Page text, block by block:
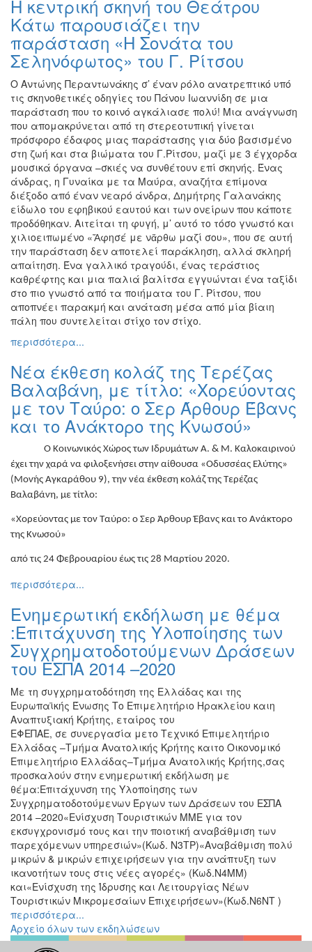
Ζωγραφική
Φωτογραφία
Τραγούδι
Μουσική
Κινηματογράφος
Χορός
Θέατρο
Παζάρι
Ειδών
Συνέδρια
Ημερίδες
-
Διημερίδες
Σεμινάρια-
Διαλέξεις-
Ομιλίες
Διάφορες
Εκθέσεις
Εκδηλώσεις
Παιδιά
Άλλες
Εκδηλώσεις
ΤΟΠΟΣ
ΜΑΣ
ΔΗΜΟΣ
ΠΟΛΗ
Η κεντρική σκηνή του Θεάτρου
Κάτω παρουσιάζει την
παράσταση «Η Σονάτα του
Σεληνόφωτος» του Γ. Ρίτσου
Ο Αντώνης Περαντωνάκης σ’ έναν ρόλο ανατρεπτικό υπό
τις σκηνοθετικές οδηγίες του Πάνου Ιωαννίδη σε μια
παράσταση που το κοινό αγκάλιασε πολύ! Μια ανάγνωση
που απομακρύνεται από τη στερεοτυπική γίνεται
πρόσφορο έδαφος μιας παράστασης για δύο βασισμένο
στη ζωή και στα βιώματα του Γ.Ρίτσου, μαζί με 3 έγχορδα
μουσικά όργανα –σκιές να συνθέτουν επί σκηνής. Ένας
άνδρας, η Γυναίκα με τα Μαύρα, αναζήτα επίμονα
διέξοδο από έναν νεαρό άνδρα, Δημήτρης Γαλανάκης
είδωλο του εφηβικού εαυτού και των ονείρων που κάποτε
προδόθηκαν. Αιτείται τη φυγή, μ’ αυτό το τόσο γνωστό και
χιλιοειπωμένο «Ἄφησέ με νἄρθω μαζί σου», που σε αυτή
την παράσταση δεν αποτελεί παράκληση, αλλά σκληρή
απαίτηση. Ένα γαλλικό τραγούδι, ένας τεράστιος
καθρέφτης και μια παλιά βαλίτσα εγγυώνται ένα ταξίδι
στο πιο γνωστό από τα ποιήματα του Γ. Ρίτσου, που
αποπνέει παρακμή και ανάταση μέσα από μία βίαιη
πάλη που συντελείται στίχο τον στίχο.
περισσότερα...
Νέα έκθεση κολάζ της Τερέζας
Βαλαβάνη, με τίτλο: «Χορεύοντας
με τον Ταύρο: ο Σερ Άρθουρ Έβανς
και το Ανάκτορο της Κνωσού»
Ο Κοινωνικός Χώρος των Ιδρυμάτων Α. & Μ. Καλοκαιρινού
έχει την χαρά να φιλοξενήσει στην αίθουσα «Οδυσσέας Ελύτης»
(Μονής Αγκαράθου 9), την νέα έκθεση κολάζ της Τερέζας
Βαλαβάνη, με τίτλο:
«Χορεύοντας με τον Ταύρο: ο Σερ Άρθουρ Έβανς και το Ανάκτορο
της Κνωσού»
από τις 24 Φεβρουαρίου έως τις 28 Μαρτίου 2020.
περισσότερα...
Ενημερωτική εκδήλωση με θέμα
:Επιτάχυνση της Υλοποίησης των
Συγχρηματοδοτούμενων Δράσεων
του ΕΣΠΑ 2014 –2020
Με τη συγχρηματοδότηση της Ελλάδας και της
Ευρωπαϊκής Ένωσης Το Επιμελητήριο Ηρακλείου καιη
Αναπτυξιακή Κρήτης, εταίρος του
ΕΦΕΠΑΕ, σε συνεργασία μετο Τεχνικό Επιμελητήριο
Ελλάδας –Τμήμα Ανατολικής Κρήτης καιτο Οικονομικό
Επιμελητήριο Ελλάδας–Τμήμα Ανατολικής Κρήτης,σας
προσκαλούν στην ενημερωτική εκδήλωση με
θέμα:Επιτάχυνση της Υλοποίησης των
Συγχρηματοδοτούμενων Έργων των Δράσεων του ΕΣΠΑ
2014 –2020«Ενίσχυση Τουριστικών ΜΜΕ για τον
εκσυγχρονισμό τους και την ποιοτική αναβάθμιση των
παρεχόμενων υπηρεσιών»(Κωδ. Ν3ΤΡ)«Αναβάθμιση πολύ
μικρών & μικρών επιχειρήσεων για την ανάπτυξη των
ικανοτήτων τους στις νέες αγορές» (Κωδ.Ν4ΜΜ)
και«Ενίσχυση της Ίδρυσης και Λειτουργίας Νέων
Τουριστικών Μικρομεσαίων Επιχειρήσεων»(Κωδ.Ν6ΝΤ )
περισσότερα...
Αρχείο όλων των εκδηλώσεων